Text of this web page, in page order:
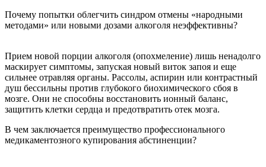
Почему попытки облегчить синдром отмены «народными
методами» или новыми дозами алкоголя неэффективны?
Прием новой порции алкоголя (опохмеление) лишь ненадолго
маскирует симптомы, запуская новый виток запоя и еще
сильнее отравляя органы. Рассолы, аспирин или контрастный
душ бессильны против глубокого биохимического сбоя в
мозге. Они не способны восстановить ионный баланс,
защитить клетки сердца и предотвратить отек мозга.
В чем заключается преимущество профессионального
медикаментозного купирования абстиненции?